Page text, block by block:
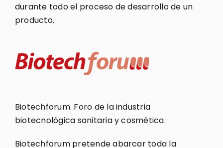
durante todo el proceso de desarrollo de un
producto.
Biotechforum. Foro de la industria
biotecnológica sanitaria y cosmética.
Biotechforum pretende abarcar toda la